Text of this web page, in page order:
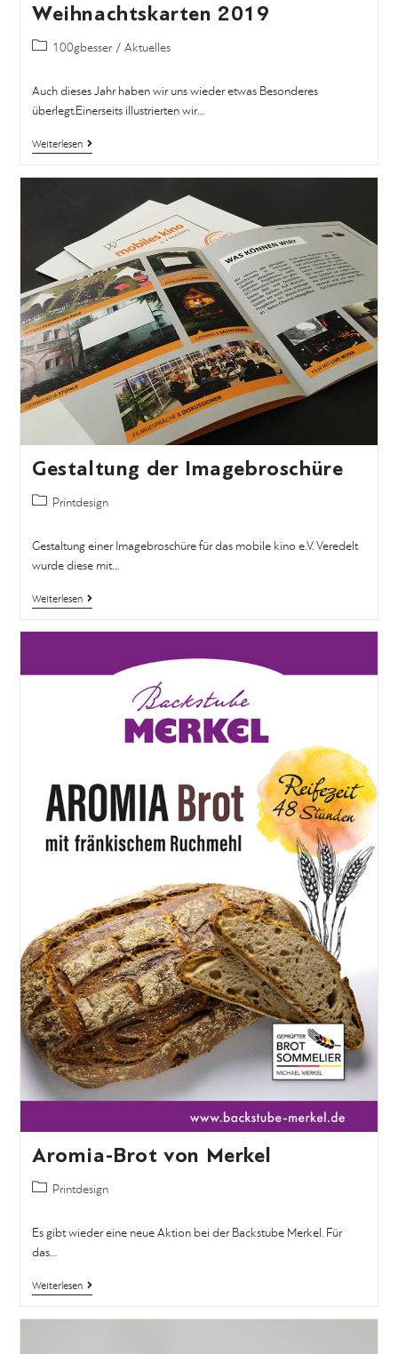
Weihnachtskarten 2019
100gbesser / Aktuelles
Auch dieses Jahr haben wir uns wieder etwas Besonderes
überlegt.Einerseits illustrierten wir…
Weiterlesen
Gestaltung der Imagebroschüre
Printdesign
Gestaltung einer Imagebroschüre für das mobile kino e.V. Veredelt
wurde diese mit…
Weiterlesen
Aromia-Brot von Merkel
Printdesign
Es gibt wieder eine neue Aktion bei der Backstube Merkel. Für
das…
Weiterlesen